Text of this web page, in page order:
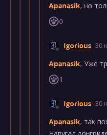
Apanasik, но
0
Igorious 30
Apanasik, Уже
1
Igorious 30
Apanasik, так